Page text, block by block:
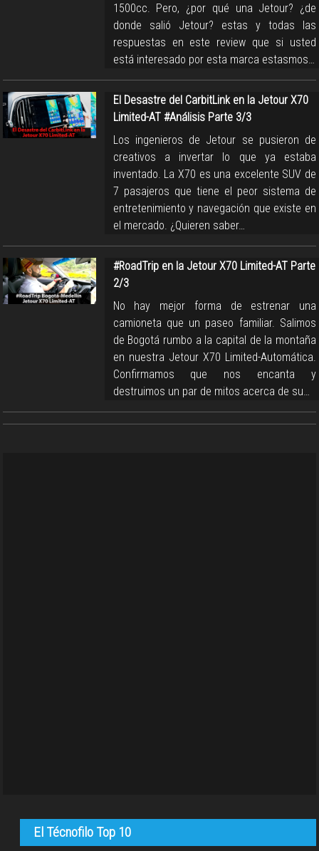
1500cc. Pero, ¿por qué una Jetour? ¿de
donde salió Jetour? estas y todas las
respuestas en este review que si usted
está interesado por esta marca estasmos…
El Desastre del CarbitLink en la Jetour X70
Limited-AT #Análisis Parte 3/3
Los ingenieros de Jetour se pusieron de
creativos a invertar lo que ya estaba
inventado. La X70 es una excelente SUV de
7 pasajeros que tiene el peor sistema de
entretenimiento y navegación que existe en
el mercado. ¿Quieren saber…
#RoadTrip en la Jetour X70 Limited-AT Parte
2/3
No hay mejor forma de estrenar una
camioneta que un paseo familiar. Salimos
de Bogotá rumbo a la capital de la montaña
en nuestra Jetour X70 Limited-Automática.
Confirmamos que nos encanta y
destruimos un par de mitos acerca de su…
El Técnofilo Top 10